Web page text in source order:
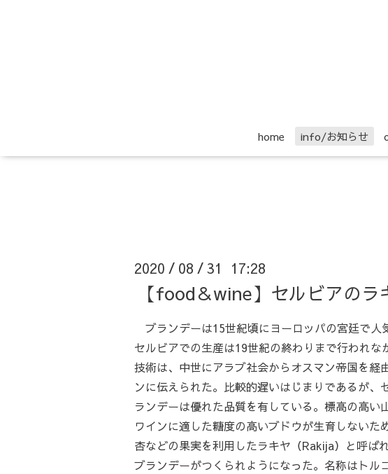
home info/お知らせ
2020 / 08 / 31 17:28
【food＆wine】セルビアの
ブランデーは15世紀頃にヨーロッパの宮廷で人
セルビアでの生産は19世紀の終わりまで行われな
技術は、中世にアラブ社会からオスマン帝国を経
ンに伝えられた。比較的遅いはじまりであるが、
ランデーは優れた品質を有している。標高の高い
ワインに適した糖度の高いブドウが生育しないた
杏などの果実を利用したラキヤ（Rakija）と呼ば
ブランデーがつくられようになった。名称はトル